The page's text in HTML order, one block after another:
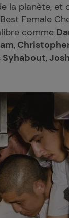
la planète, et
Female
comme
,
Syhabout,